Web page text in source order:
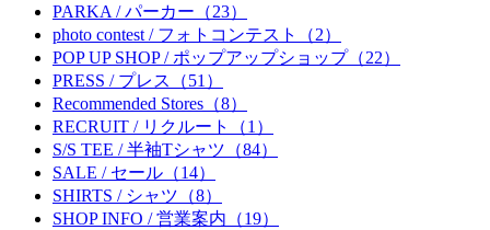
PARKA / パーカー（23）
photo contest / フォトコンテスト（2）
POP UP SHOP / ポップアップショップ（22）
PRESS / プレス（51）
Recommended Stores（8）
RECRUIT / リクルート（1）
S/S TEE / 半袖Tシャツ（84）
SALE / セール（14）
SHIRTS / シャツ（8）
SHOP INFO / 営業案内（19）